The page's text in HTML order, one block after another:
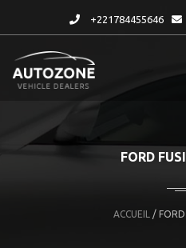
+221784455646
FORD
ACCUEIL / FORD